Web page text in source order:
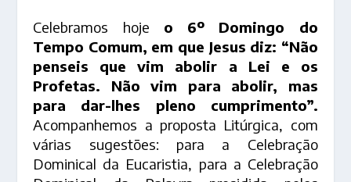
Celebramos hoje o 6º Domingo do
Tempo Comum, em que Jesus diz: “Não
penseis que vim abolir a Lei e os
Profetas. Não vim para abolir, mas
para dar-lhes pleno cumprimento”.
Acompanhemos a proposta Litúrgica, com
várias sugestões: para a Celebração
Dominical da Eucaristia, para a Celebração